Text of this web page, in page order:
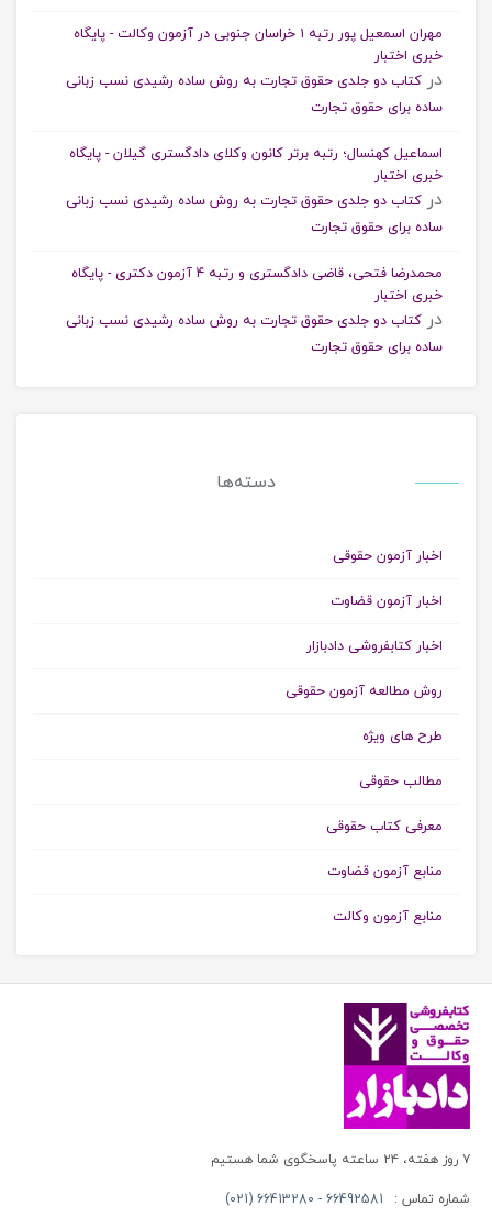
مهران اسمعیل پور رتبه ۱ خراسان جنوبی در آزمون وکالت - پایگاه
خبری اختبار
در کتاب دو جلدی حقوق تجارت به روش ساده رشیدی نسب زبانی
ساده برای حقوق تجارت
اسماعیل کهنسال؛ رتبه برتر کانون وکلای دادگستری گیلان - پایگاه
خبری اختبار
در کتاب دو جلدی حقوق تجارت به روش ساده رشیدی نسب زبانی
ساده برای حقوق تجارت
محمدرضا فتحی، قاضی دادگستری و رتبه ۴ آزمون دکتری - پایگاه
خبری اختبار
در کتاب دو جلدی حقوق تجارت به روش ساده رشیدی نسب زبانی
ساده برای حقوق تجارت
دسته‌ها
اخبار آزمون حقوقی
اخبار آزمون قضاوت
اخبار کتابفروشی دادبازار
روش مطالعه آزمون حقوقی
طرح های ویژه
مطالب حقوقی
معرفی کتاب حقوقی
منابع آزمون قضاوت
منابع آزمون وکالت
۷ روز هفته، ۲۴ ساعته پاسخگوی شما هستیم
شماره تماس : 66492581 - 66413280 (021)